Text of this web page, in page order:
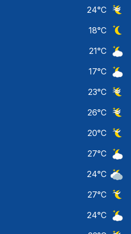
24°C
18°C
21°C
17°C
23°C
26°C
20°C
27°C
24°C
27°C
24°C